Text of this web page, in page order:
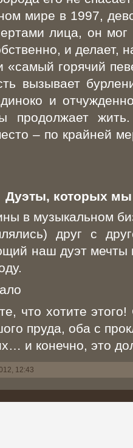
мире в 1997,
лица, он
и делает,
«самый горячий
вызывает
и
продолжает
– по крайней
Дуэты, которых мы
в музыкальном
друг с
наш дуэт мечты
что хотите
пруда, оба с
и конечно, это
12:43